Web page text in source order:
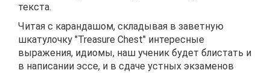
текста.
Читая с карандашом, складывая в заветную
шкатулочку "Treasure Chest" интересные
выражения, идиомы, наш ученик будет блистать и
в написании эссе, и в сдаче устных экзаменов